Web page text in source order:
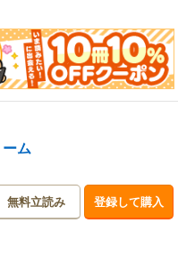
ム
無料立読み 登録して購入